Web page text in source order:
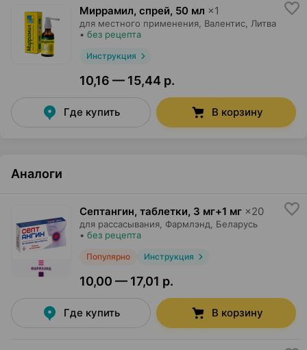
Миррамил, спрей, 50 мл ×1
для местного применения, Валентис, Литва
• без рецепта
Инструкция
10,16 — 15,44 р.
Где купить В корзину
Аналоги
Септангин, таблетки, 3 мг+1 мг ×20
для рассасывания, Фармлэнд, Беларусь
• без рецепта
Популярно Инструкция
10,00 — 17,01 р.
Где купить В корзину